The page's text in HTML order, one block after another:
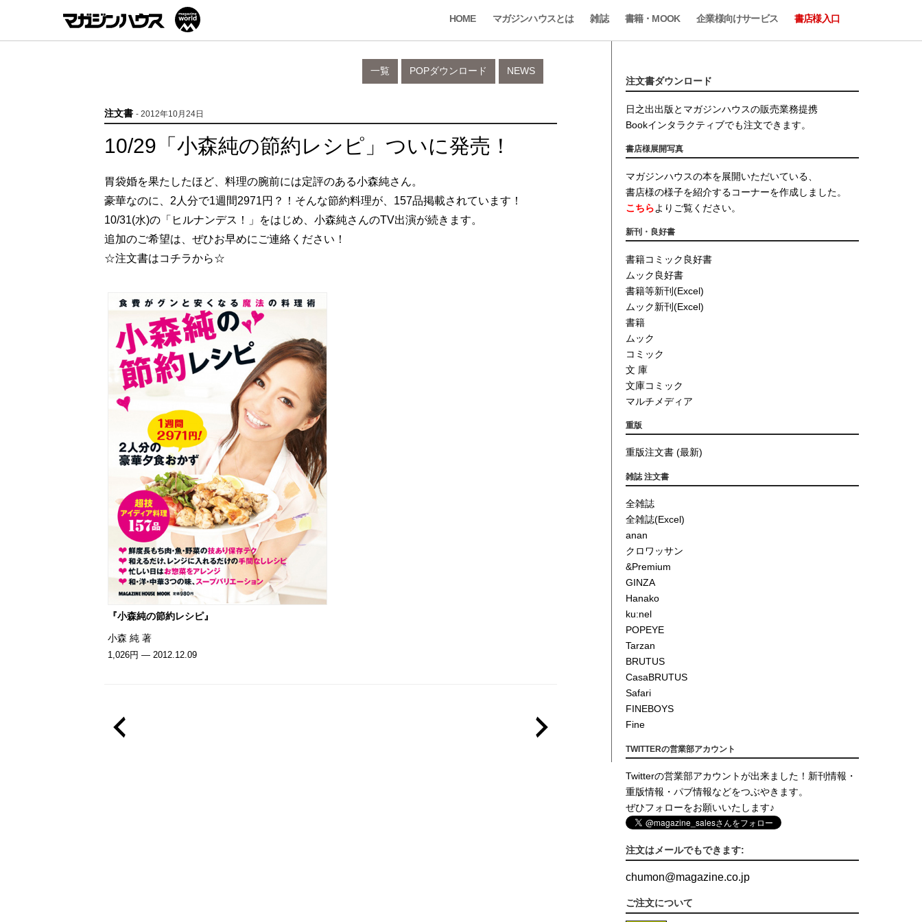
HOME マガジンハウスとは 雑誌 書籍・MOOK 企業様向けサービス 書店様入口
NEWS
POPダウンロード
一覧
注文書 - 2012年10月24日
10/29「小森純の節約レシピ」ついに発売！
胃袋婚を果たしたほど、料理の腕前には定評のある小森純さん。
豪華なのに、2人分で1週間2971円？！そんな節約料理が、157品掲載されています！
10/31(水)の「ヒルナンデス！」をはじめ、小森純さんのTV出演が続きます。
追加のご希望は、ぜひお早めにご連絡ください！
☆注文書はコチラから☆
『小森純の節約レシピ』
小森 純 著
1,026円 — 2012.12.09
注文書ダウンロード
日之出出版とマガジンハウスの販売業務提携
Bookインタラクティブでも注文できます。
書店様展開写真
マガジンハウスの本を展開いただいている、
書店様の様子を紹介するコーナーを作成しました。
こちらよりご覧ください。
新刊・良好書
書籍コミック良好書
ムック良好書
書籍等新刊(Excel)
ムック新刊(Excel)
書籍
ムック
コミック
文 庫
文庫コミック
マルチメディア
重版
重版注文書 (最新)
雑誌 注文書
全雑誌
全雑誌(Excel)
anan
クロワッサン
&Premium
GINZA
Hanako
ku:nel
POPEYE
Tarzan
BRUTUS
CasaBRUTUS
Safari
FINEBOYS
Fine
TWITTERの営業部アカウント
Twitterの営業部アカウントが出来ました！新刊情報・
重版情報・パブ情報などをつぶやきます。
ぜひフォローをお願いいたします♪
注文はメールでもできます:
chumon@magazine.co.jp
ご注文について